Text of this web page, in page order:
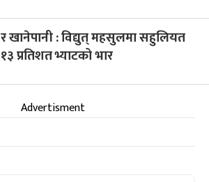
खानेपानी : विद्युत् महसुलमा सहुलियत
प्रतिशत भ्याटको भार
Advertisment